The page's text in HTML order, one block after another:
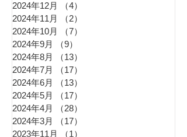
2024年12月
（4）
2024年11月
（2）
2024年10月
（7）
2024年9月
（9）
2024年8月
（13）
2024年7月
（17）
2024年6月
（13）
2024年5月
（17）
2024年4月
（28）
2024年3月
（17）
2023年11月
（1）